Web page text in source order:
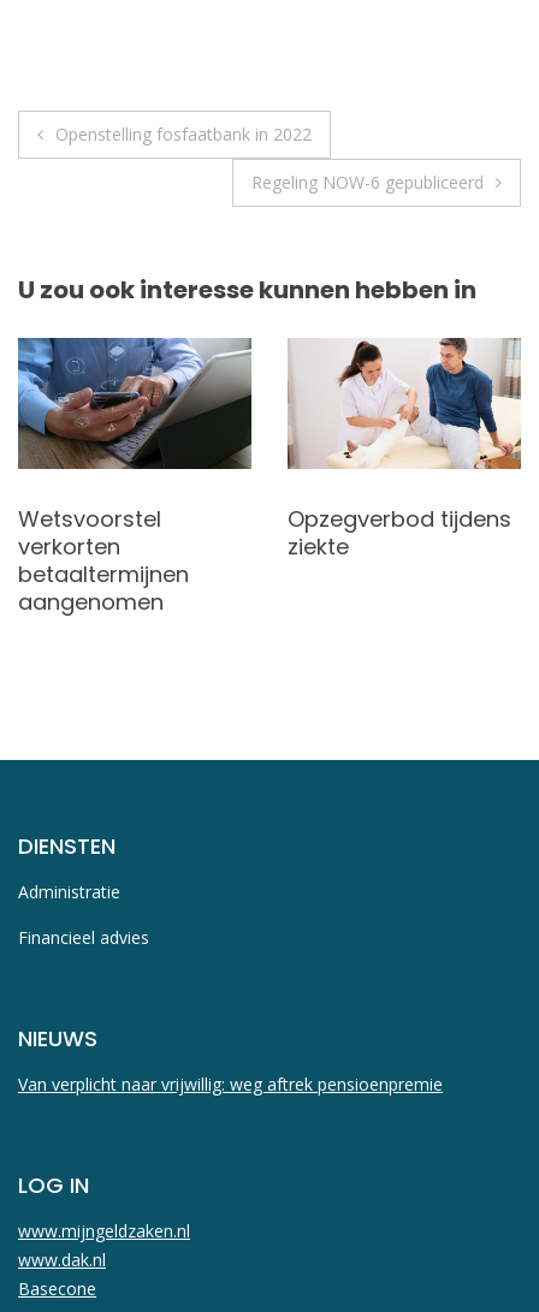
Berichtnavigatie
Openstelling fosfaatbank in 2022
Regeling NOW-6 gepubliceerd
U zou ook interesse kunnen hebben in
Wetsvoorstel
verkorten
betaaltermijnen
aangenomen
Opzegverbod tijdens
ziekte
DIENSTEN
Administratie
Financieel advies
NIEUWS
Van verplicht naar vrijwillig: weg aftrek pensioenpremie
LOG IN
www.mijngeldzaken.nl
www.dak.nl
Basecone